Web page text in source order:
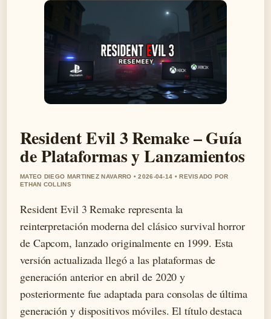
Resident Evil 3 Remake – Guía
de Plataformas y Lanzamientos
MATEO DIEGO MARTINEZ NAVARRO • 2026-04-14 • REVISADO POR
ETHAN COLLINS
Resident Evil 3 Remake representa la
reinterpretación moderna del clásico survival horror
de Capcom, lanzado originalmente en 1999. Esta
versión actualizada llegó a las plataformas de
generación anterior en abril de 2020 y
posteriormente fue adaptada para consolas de última
generación y dispositivos móviles. El título destaca